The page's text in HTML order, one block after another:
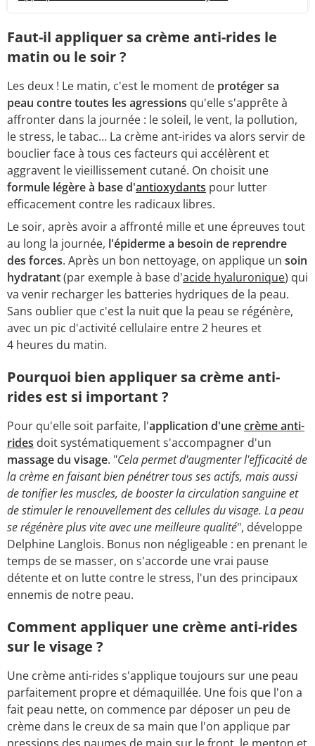
Faut-il appliquer sa crème anti-rides le
matin ou le soir ?
Les deux ! Le matin, c'est le moment de protéger sa
peau contre toutes les agressions qu'elle s'apprête à
affronter dans la journée : le soleil, le vent, la pollution,
le stress, le tabac… La crème ant-irides va alors servir de
bouclier face à tous ces facteurs qui accélèrent et
aggravent le vieillissement cutané. On choisit une
formule légère à base d'antioxydants pour lutter
efficacement contre les radicaux libres.
Le soir, après avoir a affronté mille et une épreuves tout
au long la journée, l'épiderme a besoin de reprendre
des forces. Après un bon nettoyage, on applique un soin
hydratant(par exemple à base d'acide hyaluronique) qui
va venir recharger les batteries hydriques de la peau.
Sans oublier que c'est la nuit que la peau se régénère,
avec un pic d'activité cellulaire entre 2 heures et
4 heures du matin.
Pourquoi bien appliquer sa crème anti-
rides est si important ?
Pour qu'elle soit parfaite, l'application d'unecrème anti-
rides doit systématiquement s'accompagner d'un
massage du visage. "Cela permet d'augmenter l'efficacité de
la crème en faisant bien pénétrer tous ses actifs, mais aussi
de tonifier les muscles, de booster la circulation sanguine et
de stimuler le renouvellement des cellules du visage. La peau
se régénère plus vite avec une meilleure qualité", développe
Delphine Langlois. Bonus non négligeable : en prenant le
temps de se masser, on s'accorde une vrai pause
détente et on lutte contre le stress, l'un des principaux
ennemis de notre peau.
Comment appliquer une crème anti-rides
sur le visage ?
Une crème anti-rides s'applique toujours sur une peau
parfaitement propre et démaquillée. Une fois que l'on a
fait peau nette, on commence par déposer un peu de
crème dans le creux de sa main que l'on applique par